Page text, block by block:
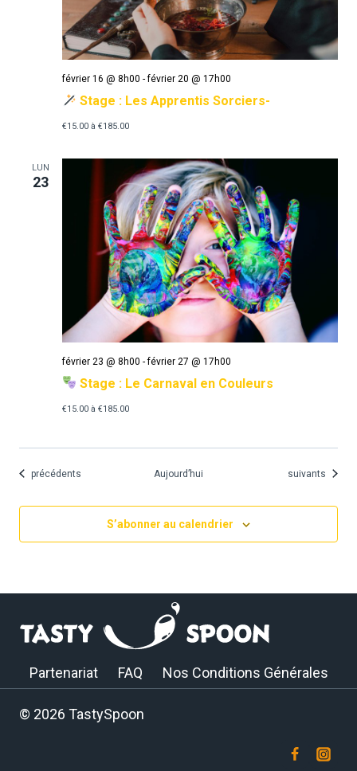
Stage : Les Apprentis Sorciers-
février 16 @ 8h00 -février 20 @ 17h00
€15.00 à €185.00
LUN
23
Stage : Le Carnaval en Couleurs
février 23 @ 8h00 -février 27 @ 17h00
€15.00 à €185.00
Évènements
précédents Aujourd’hui Évènements
suivants
S’abonner au calendrier
Partenariat FAQ Nos Conditions Générales
© 2026 TastySpoon